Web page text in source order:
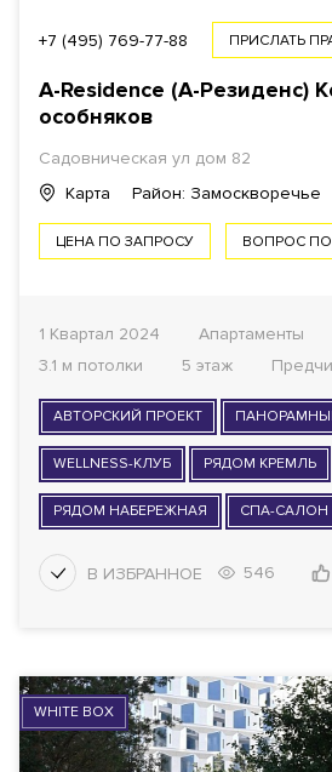
+7 (495) 769-77-88 ПРИСЛАТЬ
A-Residence (А-Резиденс)
особняков
Садовническая ул дом 82
Карта
Район: Замоскворечье
ЦЕНА ПО ЗАПРОСУ ВОПРОС
1 Квартал 2024 Апартаменты
3.1 м потолки
5 этаж
АВТОРСКИЙ ПРОЕКТ
WELLNESS-КЛУБ РЯДОМ КРЕМЛЬ
РЯДОМ НАБЕРЕЖНАЯ СПА-САЛОН
546
WHITE BOX